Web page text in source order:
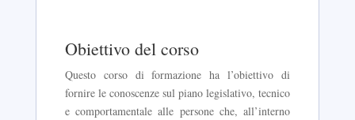
Obiettivo del corso
Questo corso di formazione ha l’obiettivo di
fornire le conoscenze sul piano legislativo, tecnico
e comportamentale alle persone che, all’interno